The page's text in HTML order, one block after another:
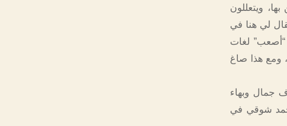
ويتعللون
لي هنا في
“أصعب” لغات
عليه، ويتراوح ما بين 3000 وأكثر من 4000 حرف، ومع هذا صاغ
جمال وبهاء
أحمد شوقي في